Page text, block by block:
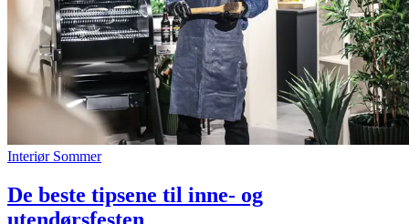
Interiør Sommer
De beste tipsene til inne- og
utendørsfesten